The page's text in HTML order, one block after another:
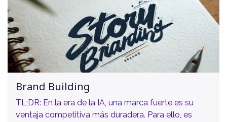
Brand Building
TL;DR: En la era de la IA, una marca fuerte es su
ventaja competitiva más duradera. Para ello, es